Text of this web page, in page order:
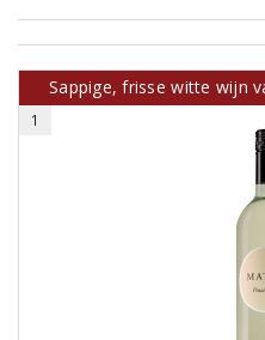
Sappige, frisse witte wijn
1